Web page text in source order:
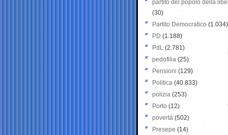
partito del popolo della
(30)
Partito Democratico (1.034)
PD (1.188)
PdL (2.781)
pedofilia (25)
Pensioni (129)
Politica (40.833)
polizia (253)
Porto (12)
povertà (502)
Presepe (14)